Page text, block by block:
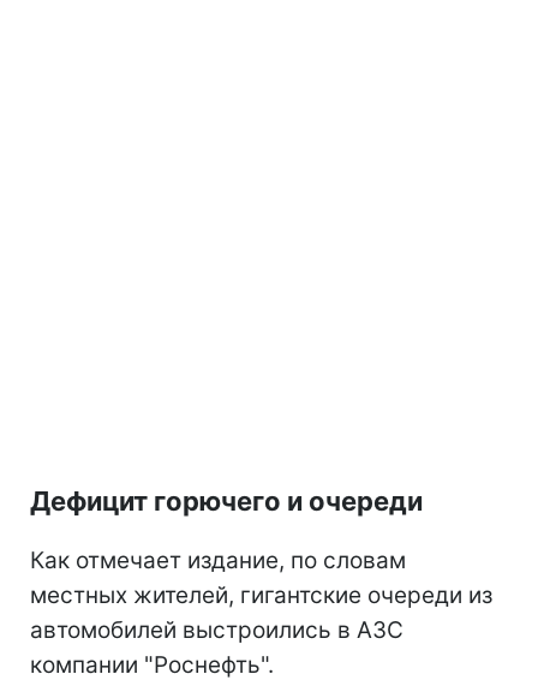
Дефицит горючего и очереди
Как отмечает издание, по словам
местных жителей, гигантские очереди из
автомобилей выстроились в АЗС
компании "Роснефть".